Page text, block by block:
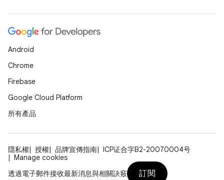
Android
Chrome
Firebase
Google Cloud Platform
所有產品
隱私權 授權 品牌宣傳指南
ICP证合字B2-20070004号
Manage cookies
透過電子郵件接收最新消息與相關訣竅
訂閱